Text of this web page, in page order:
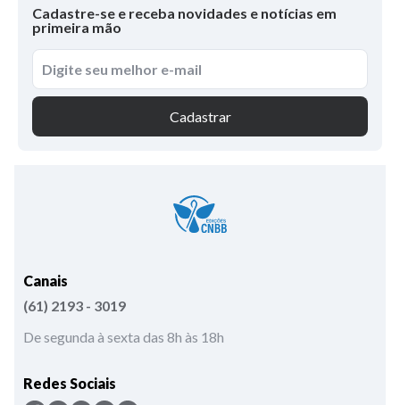
Cadastre-se e receba novidades e notícias em
primeira mão
Cadastrar
Canais
(61) 2193 - 3019
De segunda à sexta das 8h às 18h
Redes Sociais